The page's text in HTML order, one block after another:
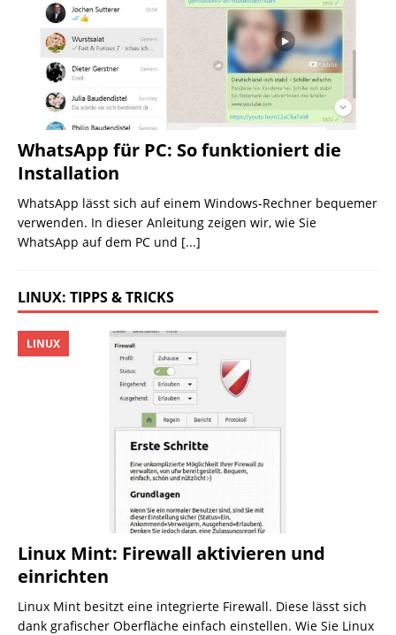
WhatsApp für PC: So funktioniert die
Installation
WhatsApp lässt sich auf einem Windows-Rechner bequemer
verwenden. In dieser Anleitung zeigen wir, wie Sie
WhatsApp auf dem PC und [...]
LINUX: TIPPS & TRICKS
Linux Mint: Firewall aktivieren und
einrichten
LINUX
Linux Mint besitzt eine integrierte Firewall. Diese lässt sich
dank grafischer Oberfläche einfach einstellen. Wie Sie Linux